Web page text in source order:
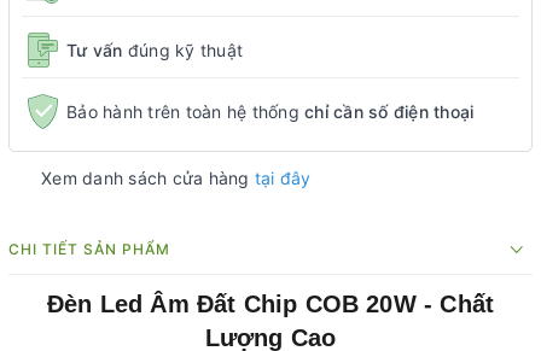
Tư vấn đúng kỹ thuật
Bảo hành trên toàn hệ thống chỉ cần số điện thoại
Xem danh sách cửa hàng tại đây
CHI TIẾT SẢN PHẨM
Đèn Led Âm Đất Chip COB 20W - Chất
Lượng Cao